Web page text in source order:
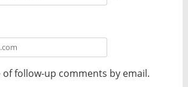
of follow-up comments by email.